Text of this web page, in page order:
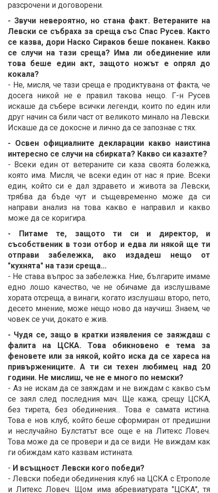
разсрочени и договорени.
- Звучи невероятно, но стана факт. Ветераните на
Левски се събраха за среща със Спас Русев. Както
се казва, дори Наско Сираков беше поканен. Какво
се случи на тази среща? Има ли обединение или
това беше един акт, защото ножът е опрял до
кокала?
- Не, мисля, че тази среща е продиктувана от факта, че
досега никой не е правил такова нещо. Г-н Русев
искаше да събере всички легенди, които по един или
друг начин са били част от великото минало на Левски.
Искаше да се докосне и лично да се запознае с тях.
- Освен официалните декларации какво наистина
интересно се случи на сбирката? Какво си казахте?
- Всеки един от ветераните си каза своята болежка,
която има. Мисля, че всеки един от нас я прие. Всеки
един, който си е дал здравето и живота за Левски,
трябва да бъде чут и същевременно може да си
направи анализ на това какво е направил и какво
може да се коригира.
- Питаме те, защото ти си и директор, и
съсобственик в този отбор и едва ли някой ще ти
отправи забележка, ако издадеш нещо от
"кухнята" на тази среща...
- Не става въпрос за забележка. Ние, българите имаме
едно лошо качество, че не обичаме да изслушваме
хората отсреща, а винаги, когато изслушаш второ, пето,
десето мнение, може нещо ново да научиш. Знаем, че
човек се учи, докато е жив.
- Чудя се, защо в кратки изявления се заяждаш с
фалита на ЦСКА. Това обикновено е тема за
феновете или за някой, който иска да се хареса на
привържениците. А ти си техен любимец над 20
години. Не мислиш, че не е много по немски?
- Аз не искам да се заяждам и не виждам с какво съм
се заял след последния мач. Ще кажа, срещу ЦСКА,
без тирета, без обединения... Това е самата истина.
Това е нов клуб, който беше сформиран от предишни
и неслучайно Булстатът все още е на Литекс Ловеч.
Това може да се провери и да се види. Не виждам как
ги обиждам като казвам истината.
- И всъщност Левски кого победи?
- Левски победи обединения клуб на ЦСКА с Етрополе
и Литекс Ловеч. Щом има абревиатурата "ЦСКА", тя